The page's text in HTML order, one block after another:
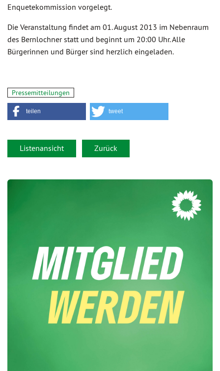
Enquetekommission vorgelegt.
Die Veranstaltung findet am 01. August 2013 im Nebenraum
des Bernlochner statt und beginnt um 20:00 Uhr. Alle
Bürgerinnen und Bürger sind herzlich eingeladen.
Pressemitteilungen
teilen tweet
Listenansicht Zurück